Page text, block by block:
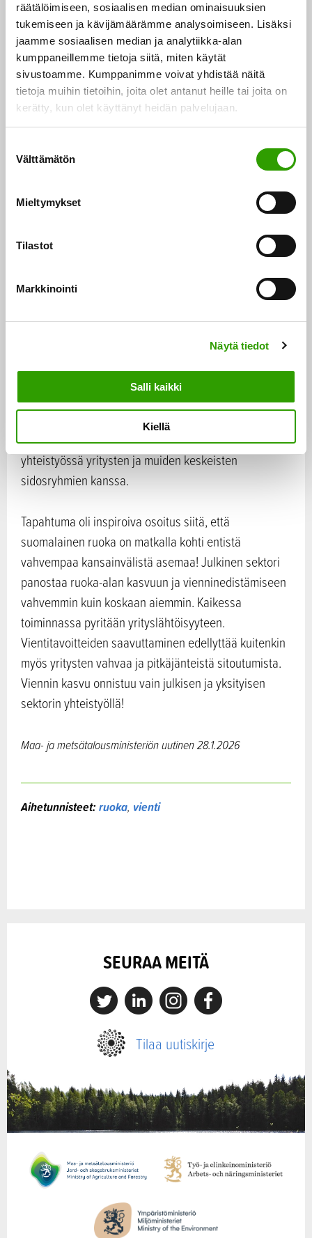
räätälöimiseen, sosiaalisen median ominaisuuksien
tukemiseen ja kävijämäärämme analysoimiseen. Lisäksi
jaamme sosiaalisen median ja analytiikka-alan
kumppaneillemme tietoja siitä, miten käytät
sivustoamme. Kumppanimme voivat yhdistää näitä
tietoja muihin tietoihin, joita olet antanut heille tai joita on
kerätty, kun olet käyttänyt heidän palvelujaan.
Välttämätön
Mieltymykset
Tilastot
Markkinointi
Näytä tiedot
Salli kaikki
Kiellä
Business Finlandin kansainvälisen tiimin siirryttyä
ulkoministeriön alaisuuteen vuoden 2026 alussa
elintarvikesektori toimii pilottina uusien viennin
toimintamallien luomisessa. Yhteistyössä maa- ja
metsätalousministeriön kanssa on tälle vuodelle tehty
vienninedistämissuunnitelmat noin 15 maahan.
Tarvitsemme myös enemmän ruokavientiä tukevaa
osaamista. Helsingin yliopisto käynnistää syksyllä
2026 viennin ja gastronomian kansainvälisen
tulevaisuuden ruokateknologioiden edelläkävijänä.
Osana Food 2.0 ekosysteemiä olemme rahoittaneet
yhdeksää tutkimus-, kehitys- ja innovaatiohanketta
Vahva, erottuva ja positiivinen maakuva tukee
yritysten pääsyä kansainvälisille markkinoille.
Päivitämme parhaillaan Suomen ruokamaakuvaa
yhteistyössä yritysten ja muiden keskeisten
sidosryhmien kanssa.
Tapahtuma oli inspiroiva osoitus siitä, että
suomalainen ruoka on matkalla kohti entistä
vahvempaa kansainvälistä asemaa! Julkinen sektori
panostaa ruoka-alan kasvuun ja vienninedistämiseen
vahvemmin kuin koskaan aiemmin. Kaikessa
toiminnassa pyritään yrityslähtöisyyteen.
Vientitavoitteiden saavuttaminen edellyttää kuitenkin
myös yritysten vahvaa ja pitkäjänteistä sitoutumista.
Viennin kasvu onnistuu vain julkisen ja yksityisen
sektorin yhteistyöllä!
Maa- ja metsätalousministeriön uutinen 28.1.2026
Aihetunnisteet:ruoka, vienti
SEURAA MEITÄ
X LinkedinInstagramFacebook
Tilaa uutiskirje